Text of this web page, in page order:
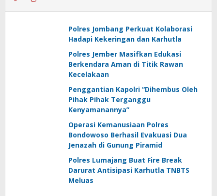
Polres Jombang Perkuat Kolaborasi
Hadapi Kekeringan dan Karhutla
Polres Jember Masifkan Edukasi
Berkendara Aman di Titik Rawan
Kecelakaan
Penggantian Kapolri “Dihembus Oleh
Pihak Pihak Terganggu
Kenyamanannya”
Operasi Kemanusiaan Polres
Bondowoso Berhasil Evakuasi Dua
Jenazah di Gunung Piramid
Polres Lumajang Buat Fire Break
Darurat Antisipasi Karhutla TNBTS
Meluas